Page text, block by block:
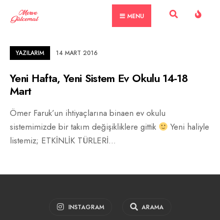
MENU
YAZILARIM 14 MART 2016
Yeni Hafta, Yeni Sistem Ev Okulu 14-18
Mart
Ömer Faruk’un ihtiyaçlarına binaen ev okulu
sistemimizde bir takım değişikliklere gittik
Yeni haliyle
listemiz; ETKİNLİK TÜRLERİ...
INSTAGRAM ARAMA